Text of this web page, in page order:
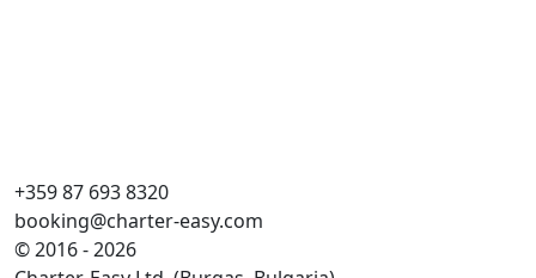
+359 87 693 8320
booking@charter-easy.com
© 2016 - 2026